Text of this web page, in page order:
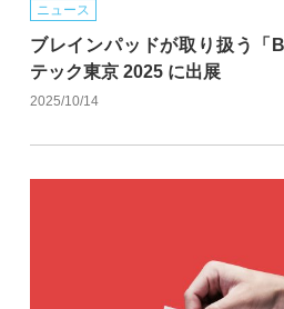
ニュース
ブレインパッドが取り扱う「
テック東京 2025 に出展
2025/10/14